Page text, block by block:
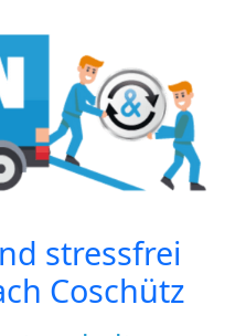
stressfrei
Coschütz